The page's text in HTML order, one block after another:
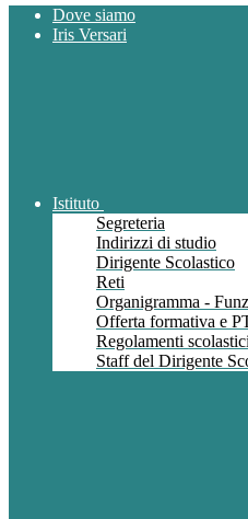
Dove siamo
Iris Versari
Istituto
Segreteria
Indirizzi di studio
Dirigente Scolastico
Reti
Organigramma -
Offerta formativa e
Regolamenti scolastici
Staff del Dirigente